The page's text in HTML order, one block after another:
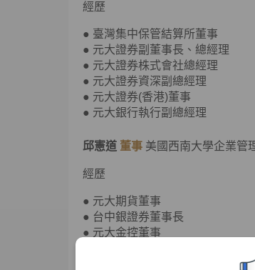
經歷
● 臺灣集中保管結算所董事
● 元大證券副董事長、總經理
● 元大證券株式會社總經理
● 元大證券資深副總經理
● 元大證券(香港)董事
● 元大銀行執行副總經理
邱憲道 董事 美國西南大學企業管
經歷
● 元大期貨董事
● 台中銀證券董事長
● 元大金控董事